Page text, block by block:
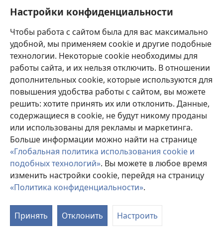
Настройки конфиденциальности
Чтобы работа с сайтом была для вас максимально
удобной, мы применяем cookie и другие подобные
технологии. Некоторые cookie необходимы для
работы сайта, и их нельзя отключить. В отношении
дополнительных cookie, которые используются для
повышения удобства работы с сайтом, вы можете
решить: хотите принять их или отклонить. Данные,
содержащиеся в cookie, не будут никому проданы
или использованы для рекламы и маркетинга.
Больше информации можно найти на странице
«Глобальная политика использования cookie и
подобных технологий». Вы можете в любое время
изменить настройки cookie, перейдя на страницу
«Политика конфиденциальности».
Принять Отклонить Настроить
Пожертвования
в
новом
окне)
ОНЛАЙН-БИБЛИОТЕКА Сторожевой башни
(открывается
новом
окне)
JW Hub®
(открывается
в
новом
окне)
JW Library ®
Watchtower Library
Copyright© 2026 Watch Tower Bible and Tract Society of Pennsylvania.
УСЛОВИЯ ИСПОЛЬЗОВАНИЯ|ПОЛИТИКА
КОНФИДЕНЦИАЛЬНОСТИ
КОНФИДЕНЦИАЛЬНОСТИ